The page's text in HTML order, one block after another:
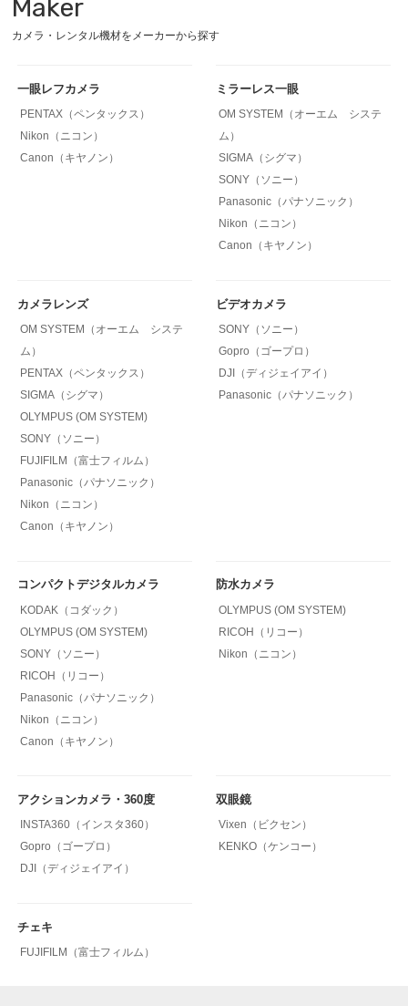
Maker
カメラ・レンタル機材をメーカーから探す
一眼レフカメラ
PENTAX（ペンタックス）
Nikon（ニコン）
Canon（キヤノン）
ミラーレス一眼
OM SYSTEM（オーエム システ
ム）
SIGMA（シグマ）
SONY（ソニー）
Panasonic（パナソニック）
Nikon（ニコン）
Canon（キヤノン）
カメラレンズ
OM SYSTEM（オーエム システ
ム）
PENTAX（ペンタックス）
SIGMA（シグマ）
OLYMPUS (OM SYSTEM)
SONY（ソニー）
FUJIFILM（富士フィルム）
Panasonic（パナソニック）
Nikon（ニコン）
Canon（キヤノン）
ビデオカメラ
SONY（ソニー）
Gopro（ゴープロ）
DJI（ディジェイアイ）
Panasonic（パナソニック）
コンパクトデジタルカメラ
KODAK（コダック）
OLYMPUS (OM SYSTEM)
SONY（ソニー）
RICOH（リコー）
Panasonic（パナソニック）
Nikon（ニコン）
Canon（キヤノン）
防水カメラ
OLYMPUS (OM SYSTEM)
RICOH（リコー）
Nikon（ニコン）
アクションカメラ・360度
INSTA360（インスタ360）
Gopro（ゴープロ）
DJI（ディジェイアイ）
双眼鏡
Vixen（ビクセン）
KENKO（ケンコー）
チェキ
FUJIFILM（富士フィルム）